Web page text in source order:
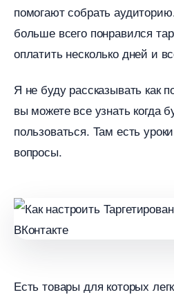
помогают собрать
ольше всего понравился
оплатить несколько дней и
Я не буду рассказывать как
ы можете все узнать когда
пользоваться. Там есть
опросы.
Есть товары для которых